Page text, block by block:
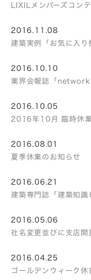
LIXILメンバーズコン
2016.11.08
建築実例「お気に入り
2016.10.10
業界会報誌「network
2016.10.05
2016年10月 臨時休
2016.08.01
夏季休業のお知らせ
2016.06.21
建築専門誌「建築知識
2016.05.06
社名変更並びに支店開
2016.04.25
ゴールデンウィーク休